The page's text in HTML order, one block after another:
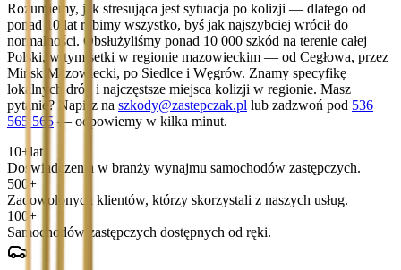
Rozumiemy, jak stresująca jest sytuacja po kolizji — dlatego od
ponad 10 lat robimy wszystko, byś jak najszybciej wrócił do
normalności. Obsłużyliśmy ponad 10 000 szkód na terenie całej
Polski, w tym setki w regionie mazowieckim — od Cegłowa, przez
Mińsk Mazowiecki, po Siedlce i Węgrów. Znamy specyfikę
lokalnych dróg i najczęstsze miejsca kolizji w regionie. Masz
pytanie? Napisz na szkody@zastepczak.pl lub zadzwoń pod 536
565 565 — odpowiemy w kilka minut.
10+ lat
Doświadczenia w branży wynajmu samochodów zastępczych.
500+
Zadowolonych klientów, którzy skorzystali z naszych usług.
100+
Samochodów zastępczych dostępnych od ręki.